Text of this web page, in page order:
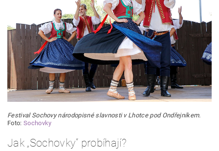
Festival Sochovy národopisné slavnosti v Lhotce pod Ondřejníkem.
Foto: Sochovky
Jak „Sochovky“ probíhají?